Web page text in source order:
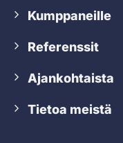
Kumppaneille
Referenssit
Ajankohtaista
Tietoa meistä